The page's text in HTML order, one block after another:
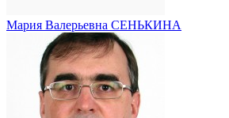
Мария Валерьевна СЕНЬКИНА